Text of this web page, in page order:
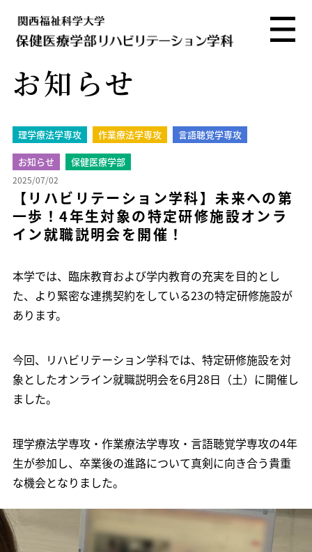
お知らせ
理学療法学専攻 作業療法学専攻 言語聴覚学専攻
お知らせ 保健医療学部
2025/07/02
【リハビリテーション学科】未来への第
一歩！4年生対象の特定研修施設オンラ
イン就職説明会を開催！
本学では、臨床教育および学内教育の充実を目的とし
た、より緊密な連携契約をしている23の特定研修施設が
あります。
今回、リハビリテーション学科では、特定研修施設を対
象としたオンライン就職説明会を6月28日（土）に開催し
ました。
理学療法学専攻・作業療法学専攻・言語聴覚学専攻の4年
生が参加し、卒業後の進路について真剣に向き合う貴重
な機会となりました。